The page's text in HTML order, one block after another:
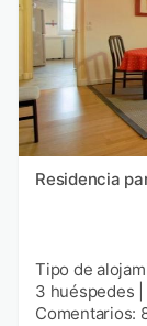
Residencia
Tipo de
3 huéspedes
Comentarios: